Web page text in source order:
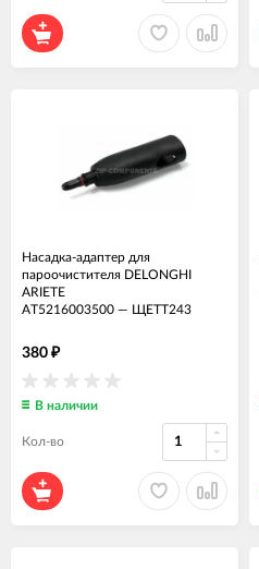
Насадка-адаптер для
пароочистителя DELONGHI
ARIETE
AT5216003500 — ЩЕТТ243
380 ₽
В наличии
Кол-во